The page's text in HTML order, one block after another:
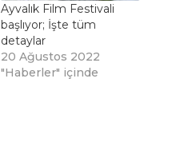
Ayvalık Film Festivali
başlıyor; İşte tüm
detaylar
20 Ağustos 2022
"Haberler" içinde